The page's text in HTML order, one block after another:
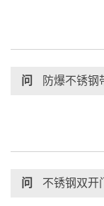
问 防爆不锈钢
问 不锈钢双开